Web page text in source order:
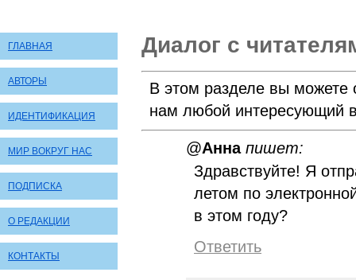
ГЛАВНАЯ
АВТОРЫ
ИДЕНТИФИКАЦИЯ
МИР ВОКРУГ НАС
ПОДПИСКА
О РЕДАКЦИИ
КОНТАКТЫ
Диалог с
В этом разделе вы можете
нам любой интересующий
@Анна пишет:
Здравствуйте! Я
летом по
в этом году?
Ответить